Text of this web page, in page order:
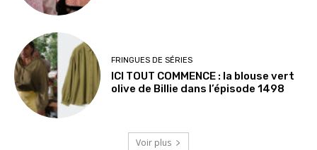
FRINGUES DE SÉRIES
ICI TOUT COMMENCE : la blouse vert
olive de Billie dans l’épisode 1498
Voir plus